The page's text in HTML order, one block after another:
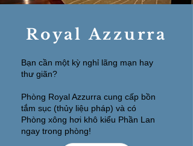
Royal Azzurra
Bạn cần một kỳ nghỉ lãng mạn hay
thư giãn?
Phòng Royal Azzurra cung cấp bồn
tắm sục (thủy liệu pháp) và có
Phòng xông hơi khô kiểu Phần Lan
ngay trong phòng!